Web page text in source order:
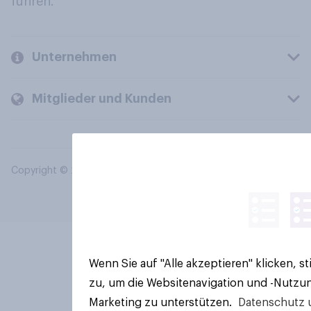
Unternehmen
Mitglieder und Kunden
Copyright © 2026 YouGov PLC. Alle Rechte vorbehalten.
Wenn Sie auf "Alle akzeptieren" klicken,
zu, um die Websitenavigation und -
Marketing zu unterstützen.
Datenschutz